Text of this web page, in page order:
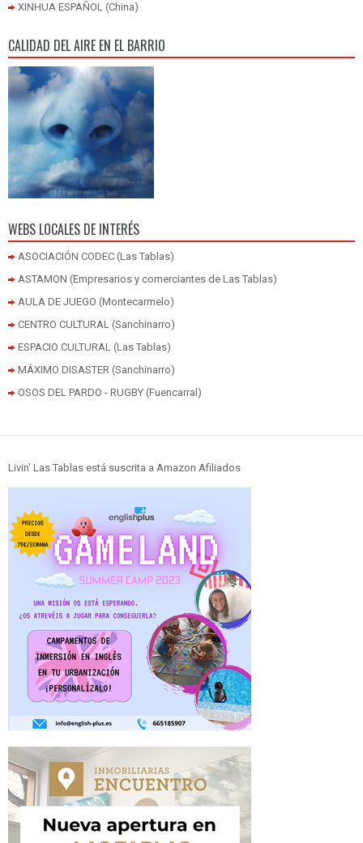
XINHUA ESPAÑOL (China)
CALIDAD DEL AIRE EN EL BARRIO
WEBS LOCALES DE INTERÉS
ASOCIACIÓN CODEC (Las Tablas)
ASTAMON (Empresarios y comerciantes de Las Tablas)
AULA DE JUEGO (Montecarmelo)
CENTRO CULTURAL (Sanchinarro)
ESPACIO CULTURAL (Las Tablas)
MÁXIMO DISASTER (Sanchinarro)
OSOS DEL PARDO - RUGBY (Fuencarral)
Livin' Las Tablas está suscrita a Amazon Afiliados